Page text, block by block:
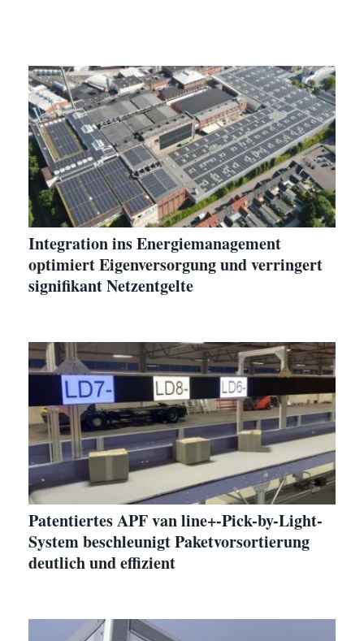
Integration ins Energiemanagement
optimiert Eigenversorgung und verringert
signifikant Netzentgelte
Patentiertes APF van line+-Pick-by-Light-
System beschleunigt Paketvorsortierung
deutlich und effizient